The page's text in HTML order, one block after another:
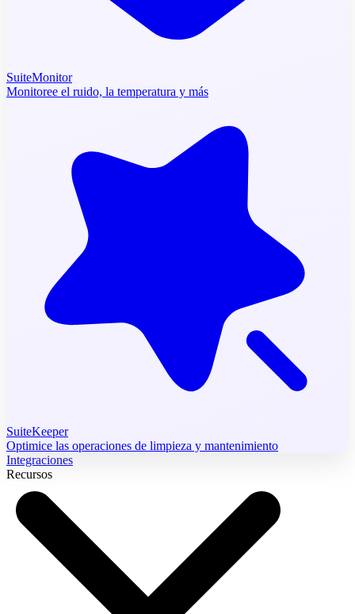
SuiteMonitor
Monitoree el ruido, la temperatura y más
SuiteKeeper
Optimice las operaciones de limpieza y mantenimiento
Integraciones
Recursos